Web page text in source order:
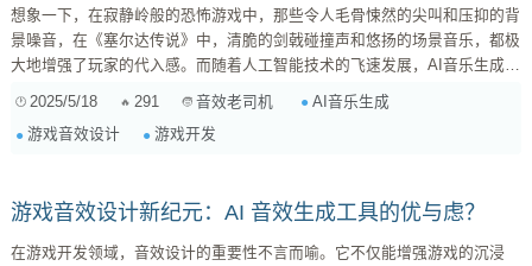
想象一下，在寂静岭般的恐怖游戏中，那些令人毛骨悚然的尖叫和压抑的背
景噪音，在《塞尔达传说》中，清脆的剑戟碰撞声和悠扬的场景音乐，都极
大地增强了玩家的代入感。而随着人工智能技术的飞速发展，AI音乐生成正
在游戏音效设计中扮演什么样的角色呢？让我们一起深入探讨几个典型的应
2025/5/18 291 音效老司机
AI音乐生成
游戏音效设计
游戏开发
游戏音效设计新纪元：AI 音效生成工具的优与虑？
在游戏开发领域，音效设计的重要性不言而喻。它不仅能增强游戏的沉浸